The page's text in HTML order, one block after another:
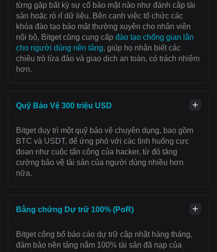
từng gặp bất kỳ sự cố bảo mật nào như đánh cắp tài
sản hoặc rò rỉ dữ liệu. Bên cạnh việc tổ chức các
khóa đào tạo bảo mật thường xuyên cho nhân viên
nội bộ, Bitget cũng cung cấp đào tạo chống gian lận
cho người dùng nền tảng, giúp họ nhận biết các
chiêu trò lừa đảo và giao dịch an toàn, có trách nhiệm
hơn.
Quỹ Bảo Vệ 300 triệu USD
Bitget duy trì một quỹ bảo vệ chuyên dụng, bao gồm
BTC và USDT, để ứng phó với các tình huống cực
đoan như cuộc tấn công của hacker, từ đó tăng
cường bảo vệ tài sản của người dùng nhiều hơn
nữa.
Bằng chứng Dự trữ 100% (PoR)
Bitget công bố báo cáo dự trữ cập nhật hàng tháng,
đảm bảo nền tảng nắm 100% tài sản đã nạp của